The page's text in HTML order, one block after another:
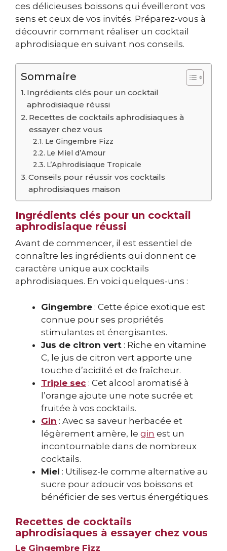
ces délicieuses boissons qui éveilleront vos
sens et ceux de vos invités. Préparez-vous à
découvrir comment réaliser un cocktail
aphrodisiaque en suivant nos conseils.
Sommaire
Ingrédients clés pour un cocktail
aphrodisiaque réussi
Recettes de cocktails aphrodisiaques à
essayer chez vous
Le Gingembre Fizz
Le Miel d’Amour
L’Aphrodisiaque Tropicale
Conseils pour réussir vos cocktails
aphrodisiaques maison
Ingrédients clés pour un cocktail
aphrodisiaque réussi
Avant de commencer, il est essentiel de
connaître les ingrédients qui donnent ce
caractère unique aux cocktails
aphrodisiaques. En voici quelques-uns :
Gingembre : Cette épice exotique est
connue pour ses propriétés
stimulantes et énergisantes.
Jus de citron vert : Riche en vitamine
C, le jus de citron vert apporte une
touche d’acidité et de fraîcheur.
Triple sec : Cet alcool aromatisé à
l’orange ajoute une note sucrée et
fruitée à vos cocktails.
Gin : Avec sa saveur herbacée et
légèrement amère, le gin est un
incontournable dans de nombreux
cocktails.
Miel : Utilisez-le comme alternative au
sucre pour adoucir vos boissons et
bénéficier de ses vertus énergétiques.
Recettes de cocktails
aphrodisiaques à essayer chez vous
Le Gingembre Fizz